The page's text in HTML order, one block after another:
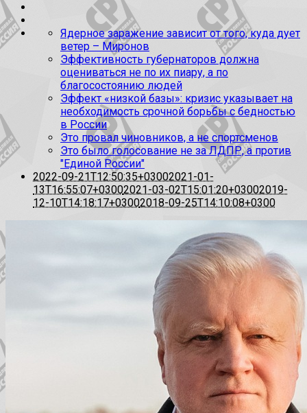
Ядерное заражение зависит от того, куда дует
ветер – Миронов
Эффективность губернаторов должна
оцениваться не по их пиару, а по
благосостоянию людей
Эффект «низкой базы»: кризис указывает на
необходимость срочной борьбы с бедностью
в России
Это провал чиновников, а не спортсменов
Это было голосование не за ЛДПР, а против
"Единой России"
2022-09-21T12:50:35+03002021-01-
13T16:55:07+03002021-03-02T15:01:20+03002019-
12-10T14:18:17+03002018-09-25T14:10:08+0300